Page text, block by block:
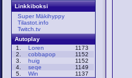
Linkkiboksi
Super Mäkihyppy
Tilastot.info
Twitch.tv
Autoplay
1.
Loren
1173
2.
cobbapop
1152
3.
huig
1152
4.
seqe
1149
5.
Win
1137